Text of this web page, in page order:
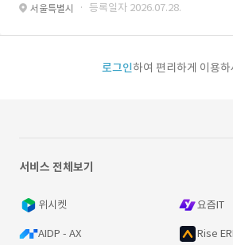
서울특별시 · 등록일자 2026.07.28.
로그인하여 편리하게 이용
서비스 전체보기
위시켓 요즘IT
AIDP - AX Rise